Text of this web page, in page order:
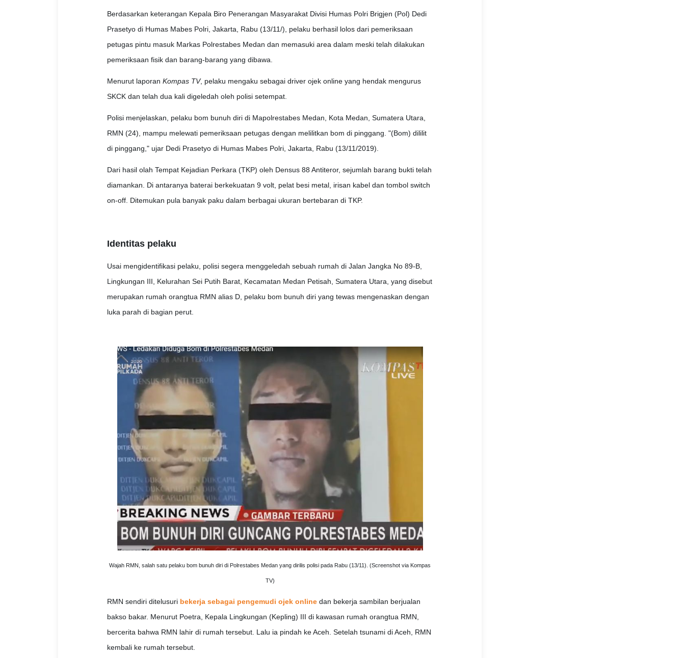
Berdasarkan keterangan Kepala Biro Penerangan Masyarakat Divisi Humas Polri Brigjen (Pol) Dedi
Prasetyo di Humas Mabes Polri, Jakarta, Rabu (13/11/), pelaku berhasil lolos dari pemeriksaan
petugas pintu masuk Markas Polrestabes Medan dan memasuki area dalam meski telah dilakukan
pemeriksaan fisik dan barang-barang yang dibawa.
Menurut laporan Kompas TV, pelaku mengaku sebagai driver ojek online yang hendak mengurus
SKCK dan telah dua kali digeledah oleh polisi setempat.
Polisi menjelaskan, pelaku bom bunuh diri di Mapolrestabes Medan, Kota Medan, Sumatera Utara,
RMN (24), mampu melewati pemeriksaan petugas dengan melilitkan bom di pinggang. "(Bom) dililit
di pinggang," ujar Dedi Prasetyo di Humas Mabes Polri, Jakarta, Rabu (13/11/2019).
Dari hasil olah Tempat Kejadian Perkara (TKP) oleh Densus 88 Antiteror, sejumlah barang bukti telah
diamankan. Di antaranya baterai berkekuatan 9 volt, pelat besi metal, irisan kabel dan tombol switch
on-off. Ditemukan pula banyak paku dalam berbagai ukuran bertebaran di TKP.
Identitas pelaku
Usai mengidentifikasi pelaku, polisi segera menggeledah sebuah rumah di Jalan Jangka No 89-B,
Lingkungan III, Kelurahan Sei Putih Barat, Kecamatan Medan Petisah, Sumatera Utara, yang disebut
merupakan rumah orangtua RMN alias D, pelaku bom bunuh diri yang tewas mengenaskan dengan
luka parah di bagian perut.
Wajah RMN, salah satu pelaku bom bunuh diri di Polrestabes Medan yang dirilis polisi pada Rabu (13/11). (Screenshot via Kompas
TV)
RMN sendiri ditelusuri bekerja sebagai pengemudi ojek onlinedan bekerja sambilan berjualan
bakso bakar. Menurut Poetra, Kepala Lingkungan (Kepling) III di kawasan rumah orangtua RMN,
bercerita bahwa RMN lahir di rumah tersebut. Lalu ia pindah ke Aceh. Setelah tsunami di Aceh, RMN
kembali ke rumah tersebut.